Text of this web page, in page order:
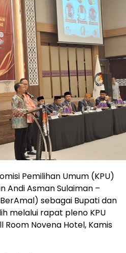
Pemilihan Umum (KPU)
Andi Asman Sulaiman –
sebagai Bupati dan
melalui rapat pleno KPU
Room Novena Hotel, Kamis